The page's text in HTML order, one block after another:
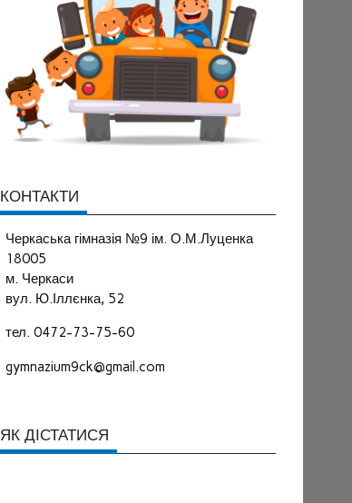
КОНТАКТИ
Черкаська гімназія №9 ім. О.М.Луценка
18005
м. Черкаси
вул. Ю.Іллєнка, 52
тел. 0472-73-75-60
gymnazium9ck@gmail.com
ЯК ДІСТАТИСЯ